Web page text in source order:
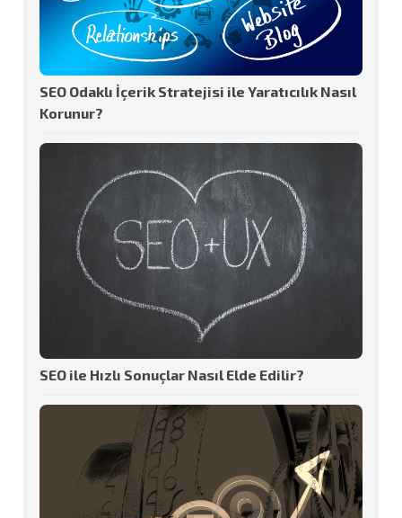
SEO Odaklı İçerik Stratejisi ile Yaratıcılık Nasıl
Korunur?
SEO ile Hızlı Sonuçlar Nasıl Elde Edilir?